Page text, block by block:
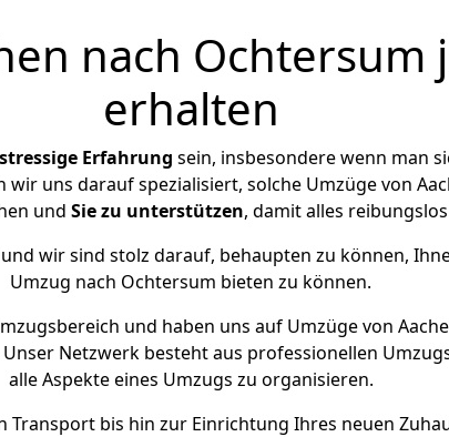
nach Ochtersum
erhalten
stressige Erfahrung sein, insbesondere wenn man
uns darauf spezialisiert, solche Umzüge von
und Sie zu unterstützen, damit alles
wir sind stolz darauf, behaupten zu können,
Umzug nach Ochtersum bieten zu können.
und haben uns auf Umzüge von
Unser Netzwerk besteht aus professionellen
alle Aspekte eines Umzugs zu organisieren.
Transport bis hin zur Einrichtung Ihres neuen